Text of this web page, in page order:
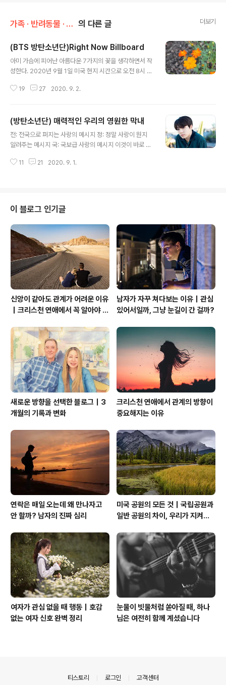
가족 · 반려동물 · 취향/취미 & 관심사 의 다른 글 더보기
(BTS 방탄소년단)Right Now Billboard
아미 가슴에 피어난 아름다운 7가지의 꽃을 생각하면서 작
성한다. 2020년 9월 1일 미국 현지 시간으로 오전 8시 3
장. 우아아 아 너무 반가워.. 방탄.. 울 탄이들 수고 많았어!
계로 퍼져간다. 우리의 삶은 힘들지만 그들이 안겨다 주는
에너지는 늘 새로운 힘을 쏟게 해 준다. 진정 이 시대의 워
너의 자세를 보여준 곡이라 생각된다. 우리 모두 다이너마
w Cry Later ft. Lil Durk DaBaby - Rockstar feat. R
19 27 2020. 9. 2.
(방탄소년단) 매력적인 우리의 영원한 막내
전: 전국으로 퍼지는 사랑의 메시지 정: 정말 사랑이 뭔지
알려주는 메시지 국: 국보급 사랑의 메시지 이것이 바로 방
단)_ We Are Bulletproof Pt2(위 아 불렛프루프 Pt.2):
은 정국 스케일은 전국 하하하 사랑을 독차지하고 있는 우
리의 영원한 막내를 소개한다. 전정국.. 처음 그를 알게 된
것은.. 실제로 만난 것은 절대 아님. 하하하 그냥 아미가 되
다 보니 우리 7개의 보석에 대한 집요한 분석을 한 시절이
있었다. 그래서 멤버들 프로필을 작..
11 21 2020. 9. 1.
이 블로그 인기글
신앙이 같아도 관계가 어려운 이유
｜크리스천 연애에서 꼭 알아야 할
남자가 자꾸 쳐다보는 이유｜관심
있어서일까, 그냥 눈길이 간 걸까?
새로운 방향을 선택한 블로그｜3
개월의 기록과 변화
크리스천 연애에서 관계의 방향이
중요해지는 이유
연락은 매일 오는데 왜 만나자고
안 할까? 남자의 진짜 심리
미국 공원의 모든 것｜국립공원과
일반 공원의 차이, 우리가 지켜야
여자가 관심 없을 때 행동｜호감
없는 여자 신호 완벽 정리
눈물이 빗물처럼 쏟아질 때, 하나
님은 여전히 함께 계셨습니다
티스토리 로그인 고객센터